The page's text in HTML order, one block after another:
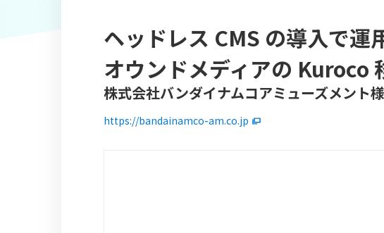
ヘッドレス CMS の導入で運
オウンドメディアの Kuroco
株式会社バンダイナムコアミューズメント
https://bandainamco-am.co.jp